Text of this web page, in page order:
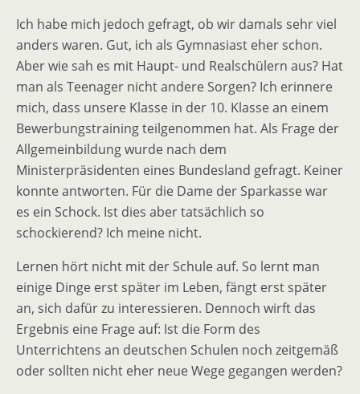
Ich habe mich jedoch gefragt, ob wir damals sehr viel
anders waren. Gut, ich als Gymnasiast eher schon.
Aber wie sah es mit Haupt- und Realschülern aus? Hat
man als Teenager nicht andere Sorgen? Ich erinnere
mich, dass unsere Klasse in der 10. Klasse an einem
Bewerbungstraining teilgenommen hat. Als Frage der
Allgemeinbildung wurde nach dem
Ministerpräsidenten eines Bundesland gefragt. Keiner
konnte antworten. Für die Dame der Sparkasse war
es ein Schock. Ist dies aber tatsächlich so
schockierend? Ich meine nicht.
Lernen hört nicht mit der Schule auf. So lernt man
einige Dinge erst später im Leben, fängt erst später
an, sich dafür zu interessieren. Dennoch wirft das
Ergebnis eine Frage auf: Ist die Form des
Unterrichtens an deutschen Schulen noch zeitgemäß
oder sollten nicht eher neue Wege gegangen werden?